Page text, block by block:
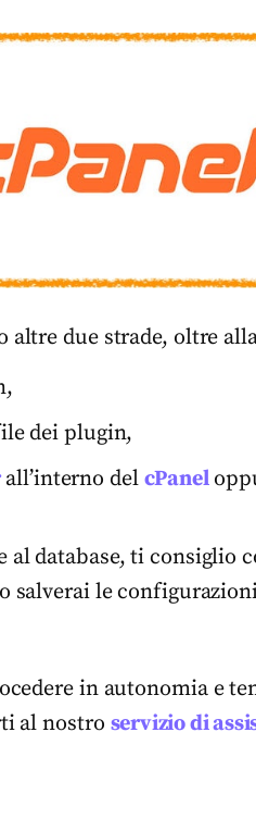
altre due strade, oltre
dei plugin,
all’interno del cPanel
al database, ti consiglio
salverai le
in autonomia e
al nostro servizio di